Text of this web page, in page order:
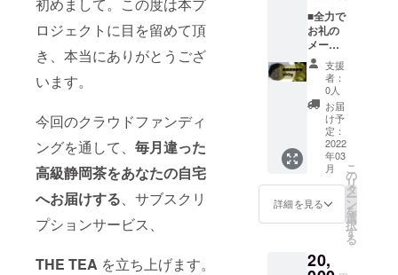
ロジェクトに目を留めて頂
き、本当にありがとうござ
います。
今回のクラウドファンディ
ングを通して、 毎月違った
高級静岡茶をあなたの自宅
へお届けする、サブスクリ
プションサービス、
THE TEA を立ち上げます。
お送り
しま
す。
（約36
杯分）
・・・
一回当
たり約
5gほど
使用
し、3煎
目まで
お楽し
み頂け
ます。
■全力で
お礼の
メール
■THE
TEA 厳
選高級
茶葉
100g
■THE
TEA オ
リジナ
ルス
テッ
カー
THE
TEAの
た静岡
県内茶
支援
者：
0人
お届
け予
定：
2022
年03
月
詳細を見る
こ
の
リ
タ
ー
ン
を
選
択
す
る
20,